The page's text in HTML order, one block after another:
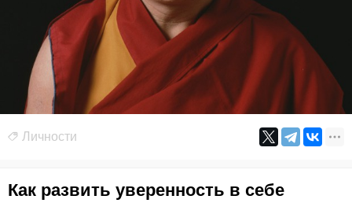
Личности
Как развить уверенность в себе